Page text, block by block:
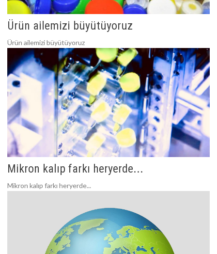
Ürün ailemizi büyütüyoruz
Ürün ailemizi büyütüyoruz
Mikron kalıp farkı heryerde...
Mikron kalıp farkı heryerde...